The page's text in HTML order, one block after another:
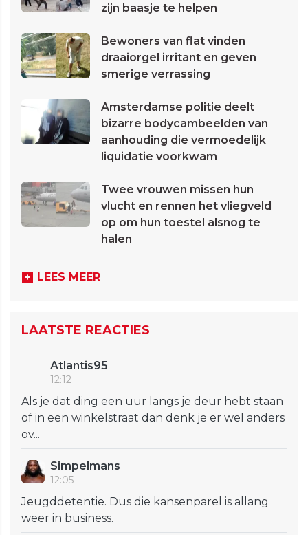
zijn baasje te helpen
Bewoners van flat vinden
draaiorgel irritant en geven
smerige verrassing
Amsterdamse politie deelt
bizarre bodycambeelden van
aanhouding die vermoedelijk
liquidatie voorkwam
Twee vrouwen missen hun
vlucht en rennen het vliegveld
op om hun toestel alsnog te
halen
LEES MEER
LAATSTE REACTIES
Atlantis95
12:12
Als je dat ding een uur langs je deur hebt staan
of in een winkelstraat dan denk je er wel anders
ov...
Simpelmans
12:05
Jeugddetentie. Dus die kansenparel is allang
weer in business.